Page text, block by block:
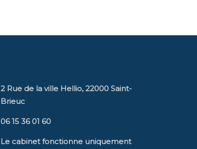
2 Rue de la ville Hellio, 22000 Saint-
Brieuc
06 15 36 01 60
Le cabinet fonctionne uniquement